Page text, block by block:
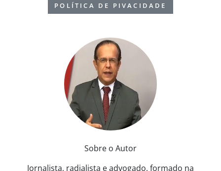
POLÍTICA DE PIVACIDADE
Sobre o Autor
Jornalista, radialista e advogado, formado na